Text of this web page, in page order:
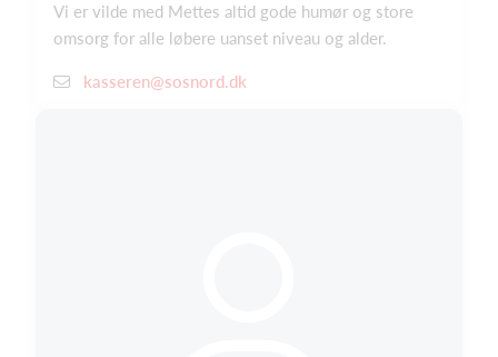
Vi er vilde med Mettes altid gode humør og store
omsorg for alle løbere uanset niveau og alder.
kasseren@sosnord.dk